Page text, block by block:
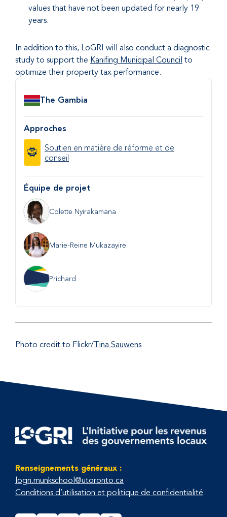
values that have not been updated for nearly 19
years.
In addition to this, LoGRI will also conduct a diagnostic
study to support the Kanifing Municipal Council to
optimize their property tax performance.
PaysThe Gambia
Approches
Soutien en matière de réforme et de
conseil
Équipe de projet
Colette Nyirakamana
Marie-Reine Mukazayire
Prichard
Photo credit to Flickr/Tina Sauwens
Renseignements généraux :
logri.munkschool@utoronto.ca
Conditions d’utilisation et politique de confidentialité